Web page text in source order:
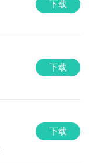
下载
下载
下载